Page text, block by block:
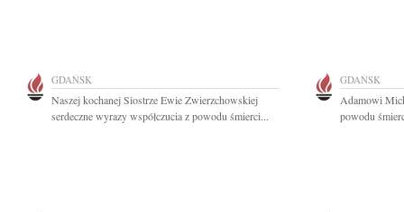
GDAŃSK
Naszej kochanej Siostrze Ewie Zwierzchowskiej
serdeczne wyrazy współczucia z powodu śmierci...
GDAŃSK
Adamowi
powodu